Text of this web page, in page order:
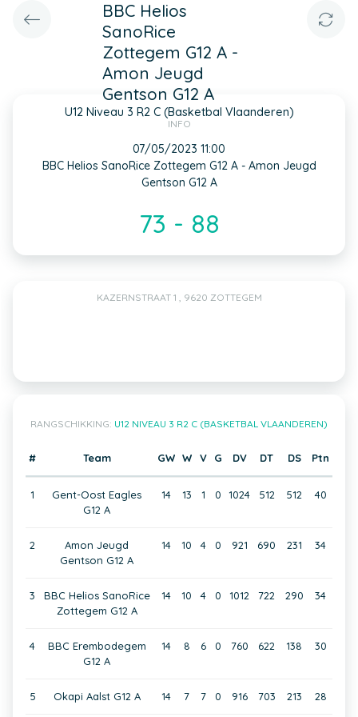
BBC Helios
SanoRice
Zottegem G12 A -
Amon Jeugd
Gentson G12 A
U12 Niveau 3 R2 C (Basketbal Vlaanderen)
INFO
07/05/2023 11:00
BBC Helios SanoRice Zottegem G12 A - Amon Jeugd
Gentson G12 A
73 - 88
KAZERNSTRAAT 1 , 9620 ZOTTEGEM
RANGSCHIKKING: U12 NIVEAU 3 R2 C (BASKETBAL VLAANDEREN)
# Team GW W V G DV DT DS Ptn
1
Gent-Oost Eagles
G12 A
14 13 1 0 1024 512 512 40
2
Amon Jeugd
Gentson G12 A
14 10 4 0 921 690 231 34
3
BBC Helios SanoRice
Zottegem G12 A
14 10 4 0 1012 722 290 34
4
BBC Erembodegem
G12 A
14 8 6 0 760 622 138 30
5 Okapi Aalst G12 A 14 7 7 0 916 703 213 28